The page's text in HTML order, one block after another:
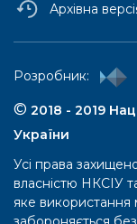
Архівна
© 2018 - 2019
України
Pозробник:
Усі права
власністю НКСІУ
яке використання